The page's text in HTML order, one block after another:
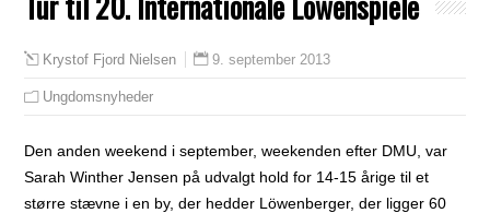
Krystof Fjord Nielsen 9. september 2013
Ungdomsnyheder
Den anden weekend i september, weekenden efter DMU, var
Sarah Winther Jensen på udvalgt hold for 14-15 årige til et
større stævne i en by, der hedder Löwenberger, der ligger 60